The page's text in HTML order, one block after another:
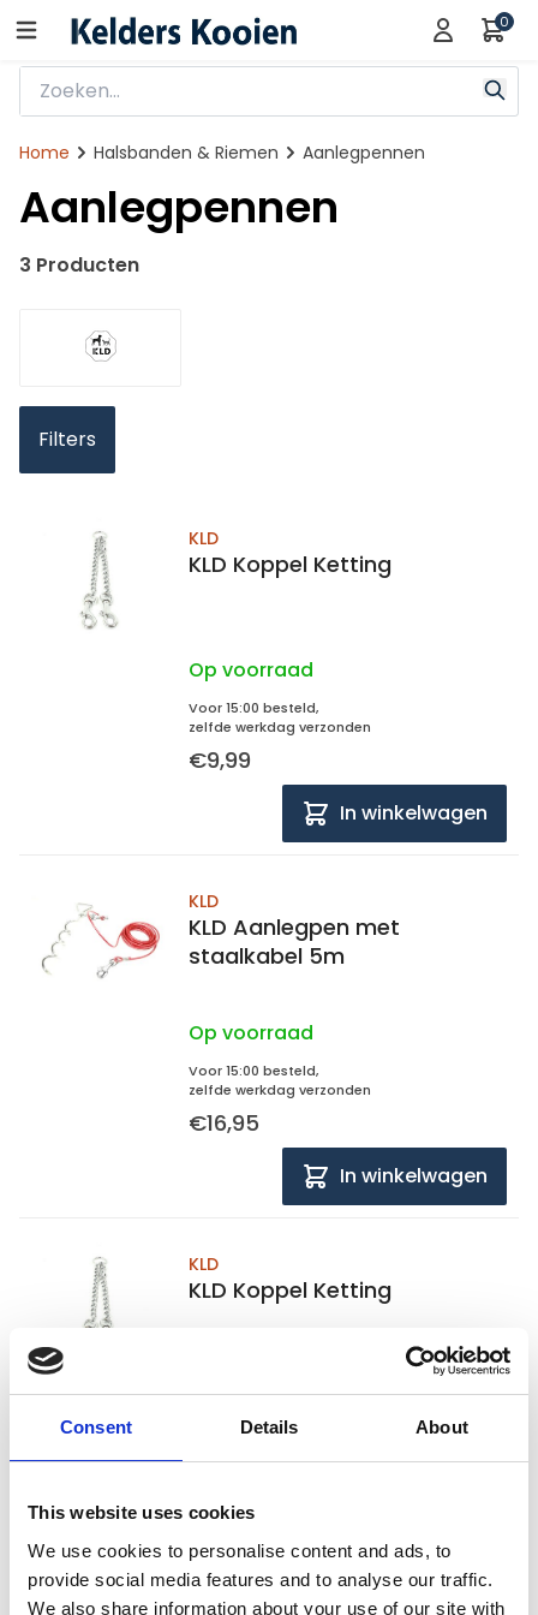
Consent Details About
This website uses cookies
We use cookies to personalise content and ads, to
provide social media features and to analyse our traffic.
We also share information about your use of our site with
0
Home Halsbanden & Riemen Aanlegpennen
Aanlegpennen
3 Producten
Filters
KLD
KLD Koppel Ketting
Op voorraad
Voor 15:00 besteld,
zelfde werkdag verzonden
€9,99
In winkelwagen
KLD
KLD Aanlegpen met
staalkabel 5m
Op voorraad
Voor 15:00 besteld,
zelfde werkdag verzonden
€16,95
In winkelwagen
KLD
KLD Koppel Ketting
Op voorraad
Voor 15:00 besteld,
In winkelwagen
1